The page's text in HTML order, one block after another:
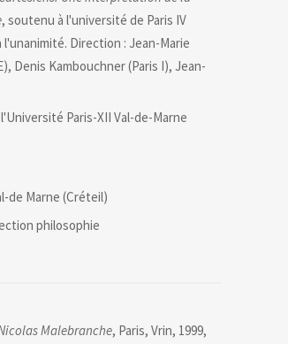
, soutenu à l'université de Paris IV
Direction : Jean-Marie
Denis Kambouchner (Paris I), Jean-
Paris-XII Val-de-Marne
de Marne (Créteil)
philosophie
Malebranche, Paris, Vrin, 1999,